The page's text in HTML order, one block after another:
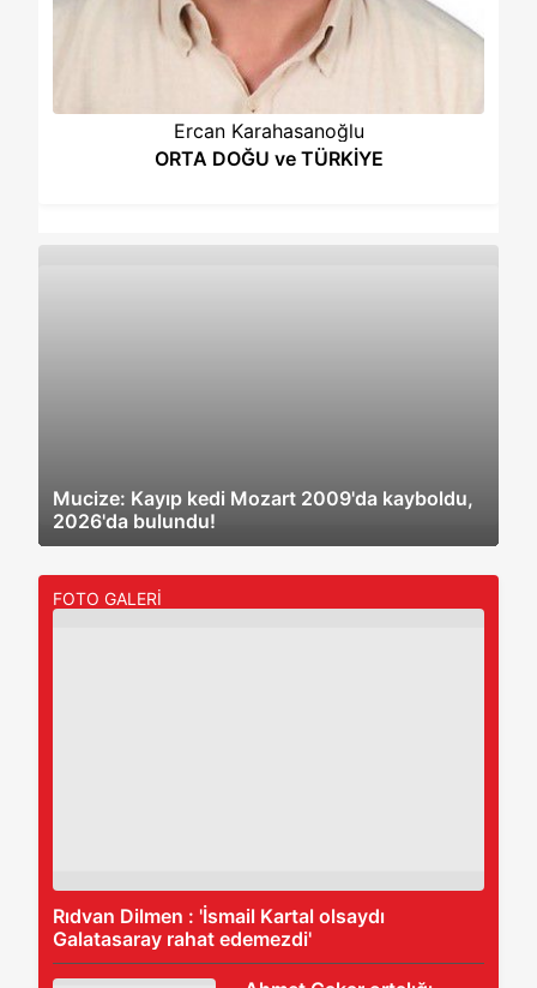
Mine Güncavar
Gerçeği Eğip Bükmeyen,Kalemini Vicdanına
Mucize: Kayıp kedi Mozart 2009'da kayboldu,
2026'da bulundu!
FOTO GALERİ
Rıdvan Dilmen : 'İsmail Kartal olsaydı
Galatasaray rahat edemezdi'